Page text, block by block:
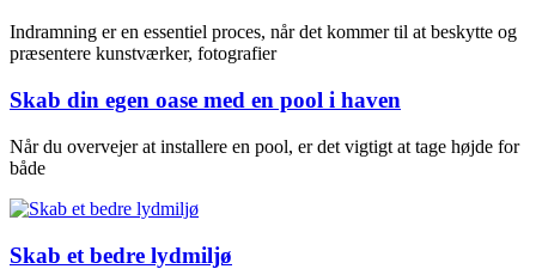
Indramning er en essentiel proces, når det kommer til at beskytte og
præsentere kunstværker, fotografier
Skab din egen oase med en pool i haven
Når du overvejer at installere en pool, er det vigtigt at tage højde for
både
Skab et bedre lydmiljø